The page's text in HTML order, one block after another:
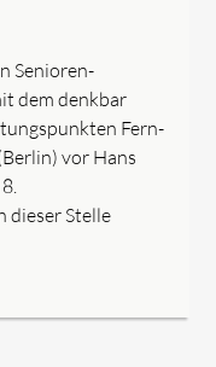
Senioren-
dem denkbar
Fern-
vor Hans
dieser Stelle